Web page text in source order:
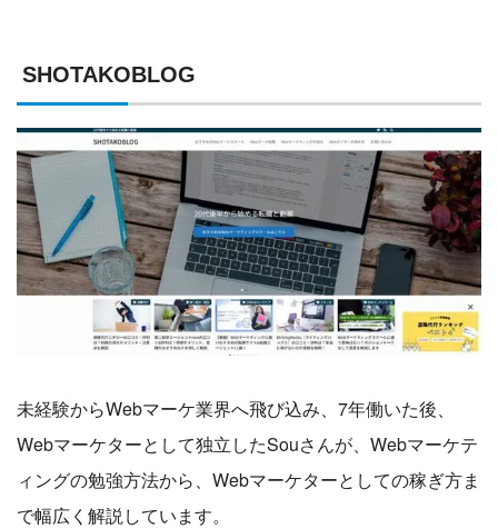
SHOTAKOBLOG
未経験からWebマーケ業界へ飛び込み、7年働いた後、
Webマーケターとして独立したSouさんが、Webマーケテ
ィングの勉強方法から、Webマーケターとしての稼ぎ方ま
で幅広く解説しています。